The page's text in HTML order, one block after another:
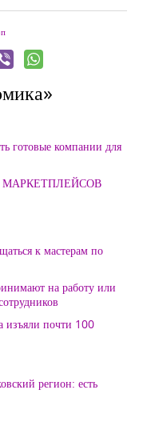
готовые компании для
к мастерам по
на работу или
изъяли почти 100
регион: есть